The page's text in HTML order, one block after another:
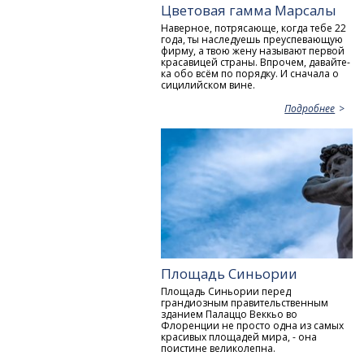
Цветовая гамма Марсалы
Наверное, потрясающе, когда тебе 22
года, ты наследуешь преуспевающую
фирму, а твою жену называют первой
красавицей страны. Впрочем, давайте-
ка обо всём по порядку. И сначала о
сицилийском вине.
Подробнее
Площадь Синьории
Площадь Синьории перед
грандиозным правительственным
зданием Палаццо Веккьо во
Флоренции не просто одна из самых
красивых площадей мира, - она
поистине великолепна.